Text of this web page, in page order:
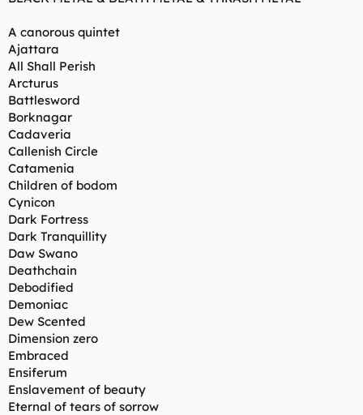
A canorous quintet
Ajattara
All Shall Perish
Arcturus
Battlesword
Borknagar
Cadaveria
Callenish Circle
Catamenia
Children of bodom
Cynicon
Dark Fortress
Dark Tranquillity
Daw Swano
Deathchain
Debodified
Demoniac
Dew Scented
Dimension zero
Embraced
Ensiferum
Enslavement of beauty
Eternal of tears of sorrow